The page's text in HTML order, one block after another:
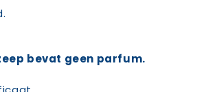
bevat geen parfum.